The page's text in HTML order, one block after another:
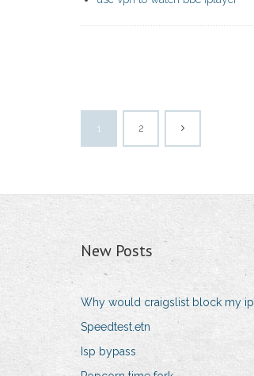
1 2
New Posts
Why would craigslist block my ip
Speedtest.etn
Isp bypass